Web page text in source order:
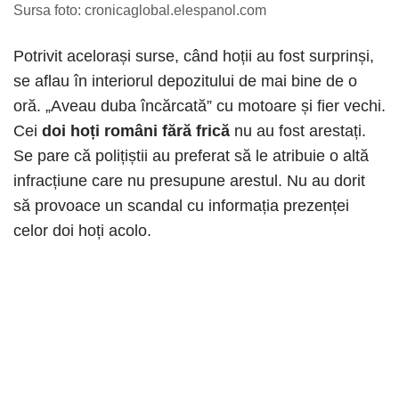
Sursa foto: cronicaglobal.elespanol.com
Potrivit acelorași surse, când hoții au fost surprinși,
se aflau în interiorul depozitului de mai bine de o
oră. „Aveau duba încărcată” cu motoare și fier vechi.
Cei doi hoți români fără frică nu au fost arestați.
Se pare că polițiștii au preferat să le atribuie o altă
infracțiune care nu presupune arestul. Nu au dorit
să provoace un scandal cu informația prezenței
celor doi hoți acolo.